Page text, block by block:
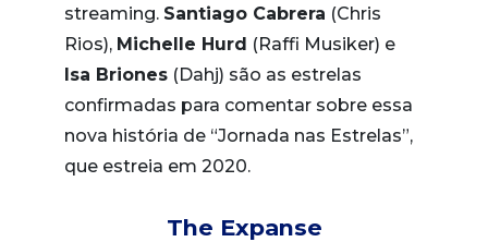
streaming. Santiago Cabrera (Chris
Rios), Michelle Hurd (Raffi Musiker) e
Isa Briones (Dahj) são as estrelas
confirmadas para comentar sobre essa
nova história de “Jornada nas Estrelas”,
que estreia em 2020.
The Expanse